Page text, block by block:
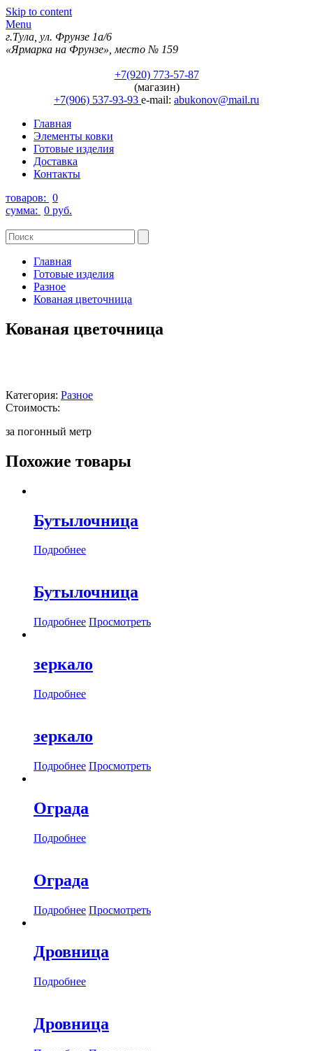
Skip to content
Menu
г.Тула, ул. Фрунзе 1а/6
«Ярмарка на Фрунзе», место № 159
+7(920) 773-57-87
(магазин)
+7(906) 537-93-93 e-mail: abukonov@mail.ru
Главная
Элементы ковки
Готовые изделия
Доставка
Контакты
товаров: 0
сумма: 0 руб.
Главная
Готовые изделия
Разное
Кованая цветочница
Кованая цветочница
Категория: Разное
Стоимость:
за погонный метр
Похожие товары
Бутылочница
Подробнее
Бутылочница
Подробнее Просмотреть
зеркало
Подробнее
зеркало
Подробнее Просмотреть
Ограда
Подробнее
Ограда
Подробнее Просмотреть
Дровница
Подробнее
Дровница